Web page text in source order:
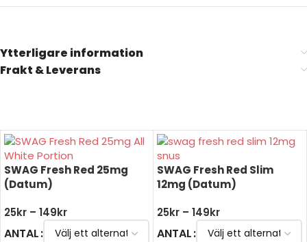
Ytterligare information
Frakt & Leverans
SWAG Fresh Red 25mg
(Datum)
25kr – 149kr
ANTAL
SWAG Fresh Red Slim
12mg (Datum)
25kr – 149kr
ANTAL